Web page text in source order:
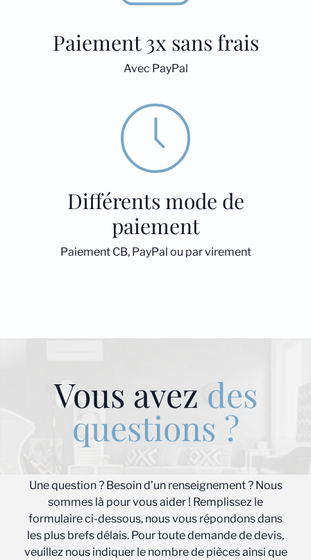
Paiement 3x sans frais
Avec PayPal
Différents mode de
paiement
Paiement CB, PayPal ou par virement
Vous avez des
questions ?
Une question ? Besoin d’un renseignement ? Nous
sommes là pour vous aider ! Remplissez le
formulaire ci-dessous, nous vous répondons dans
les plus brefs délais. Pour toute demande de devis,
veuillez nous indiquer le nombre de pièces ainsi que